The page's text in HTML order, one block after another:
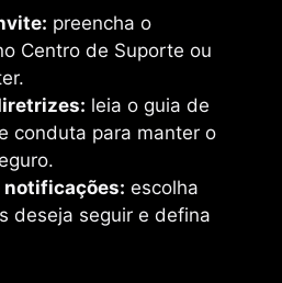
preencha o
Centro de Suporte ou
leia o guia de
conduta para manter o
escolha
deseja seguir e defina